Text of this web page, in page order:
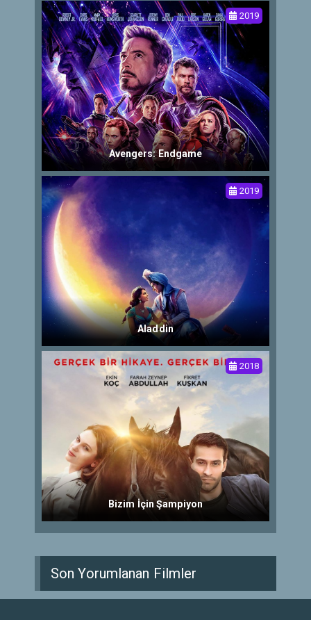
Avengers: Endgame
2019
Aladdin
2019
Bizim İçin Şampiyon
2018
Son Yorumlanan Filmler